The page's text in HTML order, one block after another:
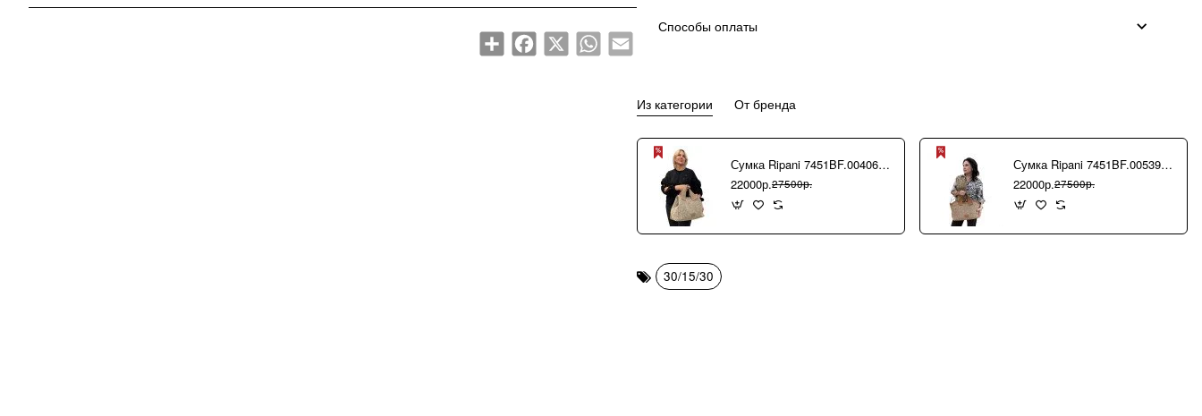
ShareFacebook
X WhatsAppEmail
Способы оплаты
Из категории От бренда
Сумка Ripani 7451BF.00406 Ecru/Sabbia
22000р.27500р.
Сумка Ripani 7451BF.00539 Camel/Biscotto
22000р.27500р.
30/15/30